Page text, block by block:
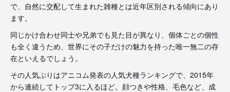
で、自然に交配して生まれた雑種とは近年区別される傾向にあり
ます。
同じかけ合わせ同士や兄弟でも見た目が異なり、個体ごとの個性
も全く違うため、世界にその子だけの魅力を持った唯一無二の存
在といえるでしょう。
その人気ぶりはアニコム発表の人気犬種ランキングで、2015年
から連続してトップ3に入るほど。顔つきや性格、毛色など、成